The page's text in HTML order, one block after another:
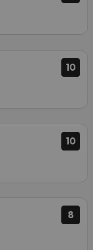
10
10
8